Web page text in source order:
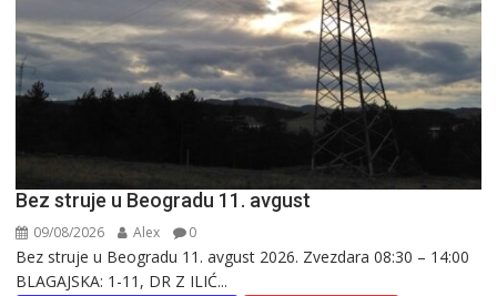
Bez struje u Beogradu 11. avgust
09/08/2026 Alex 0
Bez struje u Beogradu 11. avgust 2026. Zvezdara 08:30 – 14:00
BLAGAJSKA: 1-11, DR Z ILIĆ...